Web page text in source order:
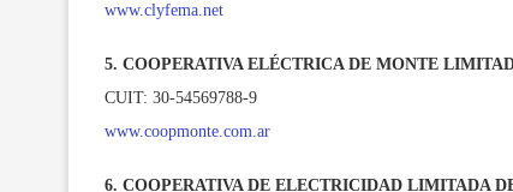
www.clyfema.net
5. COOPERATIVA ELÉCTRICA DE MONTE
CUIT: 30-54569788-9
www.coopmonte.com.ar
6. COOPERATIVA DE ELECTRICIDAD LIMITADA